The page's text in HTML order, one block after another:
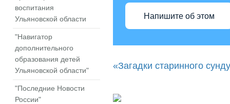
Напишите об этом
«Загадки старинного
воспитания
Ульяновской области
"Навигатор
дополнительного
образования детей
Ульяновской области"
"Последние Новости
России"